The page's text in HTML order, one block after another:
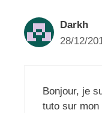
Darkh
28/12/
Bonjour, je
tuto sur mon